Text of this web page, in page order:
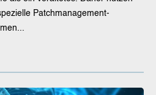
Patchmanagement-